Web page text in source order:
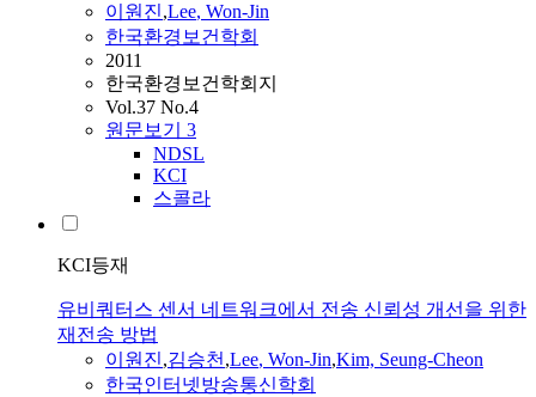
이원진,Lee, Won-Jin
한국환경보건학회
2011
한국환경보건학회지
Vol.37 No.4
원문보기 3
NDSL
KCI
스콜라
KCI등재
유비쿼터스 센서 네트워크에서 전송 신뢰성 개선을 위한
재전송 방법
이원진,김승천,Lee, Won-Jin,Kim, Seung-Cheon
한국인터넷방송통신학회